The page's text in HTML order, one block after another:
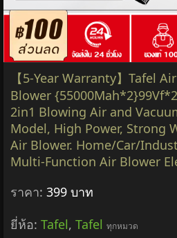
【5-Year Warranty】Tafel
Blower
2in1 Blowing Air and
Model, High Power, Strong
Air Blower. Home/Car/
Multi-Function Air Blower
ราคา: 399 บาท
ยี่ห้อ: Tafel, Tafel ทุกหมวด